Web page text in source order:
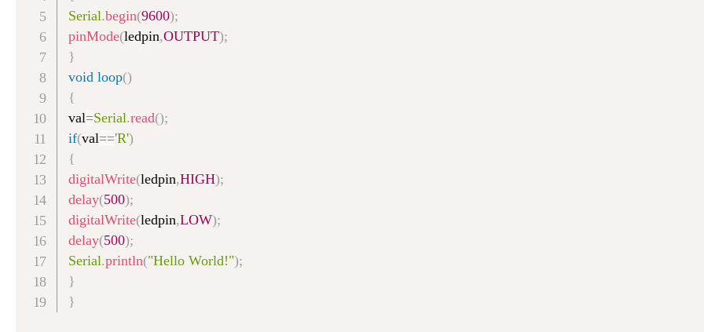
Serial.begin(9600);
pinMode(ledpin,OUTPUT);
}
void loop()
{
val=Serial.read();
if(val=='R')
{
digitalWrite(ledpin,HIGH);
delay(500);
digitalWrite(ledpin,LOW);
delay(500);
Serial.println("Hello World!");
}
}